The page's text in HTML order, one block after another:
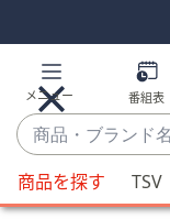
Links
Links2
メニュー 番組表
商
品・
ブ
ラ
候
補
商品を探す TSV